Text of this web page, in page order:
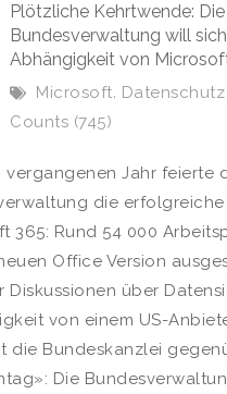
Plötzliche Kehrtwende: Die
Bundesverwaltung will
Abhängigkeit von
Microsoft, Datenschutz
Counts (745)
vergangenen Jahr feierte
die
365: Rund 54 000
Office Version
Diskussionen über
von einem US-
die Bundeskanzlei
Die